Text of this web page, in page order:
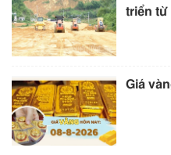
triển từ
Giá